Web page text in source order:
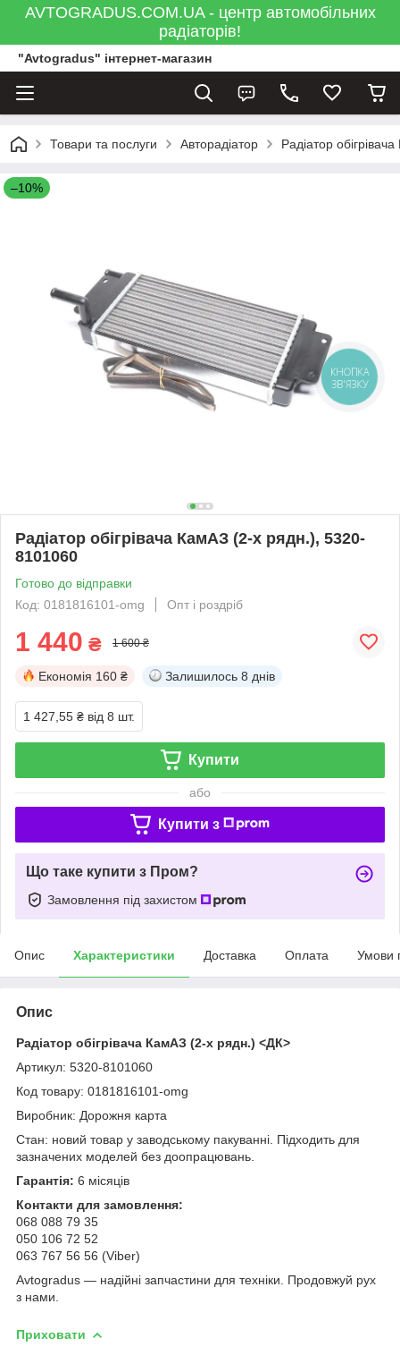
AVTOGRADUS.COM.UA - центр автомобільних
радіаторів!
"Avtogradus" інтернет-магазин
Товари та послуги Авторадіатор Радіатор
–10%
Радіатор обігрівача КамАЗ (2-х рядн.), 5320-
8101060
Готово до відправки
Код: 0181816101-omg
Опт і роздріб
1 440 ₴ 1 600 ₴
Економія 160 ₴ Залишилось 8 днів
1 427,55 ₴ від 8 шт.
Купити
або
Купити з
Що таке купити з Пром?
Замовлення під захистом
Опис Характеристики Доставка Оплата Умови
Опис
Радіатор обігрівача КамАЗ (2-х рядн.) <ДК>
Артикул: 5320-8101060
Код товару: 0181816101-omg
Виробник: Дорожня карта
Стан: новий товар у заводському пакуванні. Підходить для
зазначених моделей без доопрацювань.
Гарантія: 6 місяців
Контакти для замовлення:
068 088 79 35
050 106 72 52
063 767 56 56 (Viber)
Avtogradus — надійні запчастини для техніки. Продовжуй рух
з нами.
Приховати
КНОПКА
ЗВ'ЯЗКУ